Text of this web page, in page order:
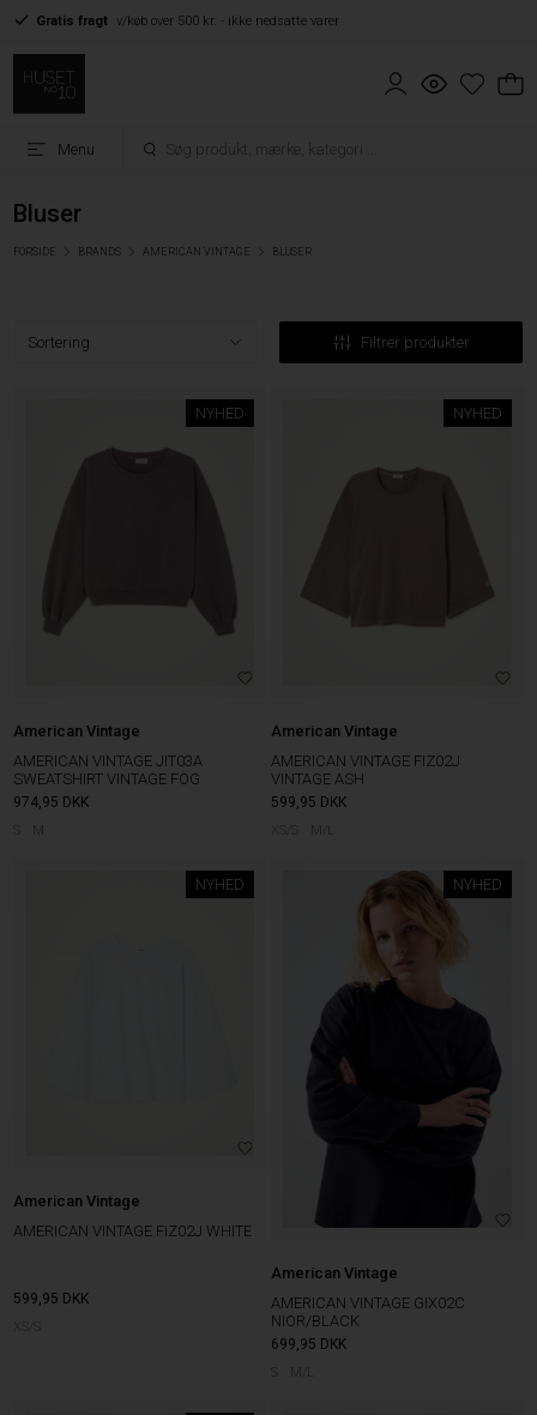
Gratis fragt v/køb over 500 kr. - ikke nedsatte varer
Menu
Bluser
FORSIDE BRANDS AMERICAN VINTAGE BLUSER
Filtrer produkter
NYHED
American Vintage
AMERICAN VINTAGE JIT03A
SWEATSHIRT VINTAGE FOG
974,95 DKK
M
NYHED
American Vintage
AMERICAN VINTAGE FIZ02J
VINTAGE ASH
599,95 DKK
M/L
NYHED
American Vintage
AMERICAN VINTAGE FIZ02J WHITE
599,95 DKK
NYHED
American Vintage
AMERICAN VINTAGE GIX02C
NIOR/BLACK
699,95 DKK
M/L